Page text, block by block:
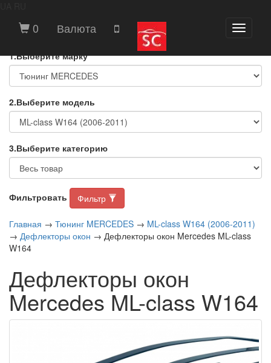
Toggle
0 Валюта
ВЫБЕРИТЕ МАРКУ И МОДЕЛЬ
АВТОМОБИЛЯ
1.Выберите марку
2.Выберите модель
3.Выберите категорию
Фильтровать Фильтр
Главная → Тюнинг MERCEDES → ML-class W164 (2006-2011)
→ Дефлекторы окон → Дефлекторы окон Mercedes ML-class
W164
Дефлекторы окон
Mercedes ML-class W164